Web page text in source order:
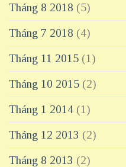
Tháng 8 2018 (5)
Tháng 7 2018 (4)
Tháng 11 2015 (1)
Tháng 10 2015 (2)
Tháng 1 2014 (1)
Tháng 12 2013 (2)
Tháng 8 2013 (2)